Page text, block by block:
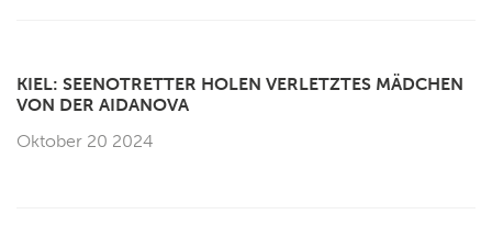
KIEL: SEENOTRETTER HOLEN VERLETZTES MÄDCHEN
VON DER AIDANOVA
Oktober 20 2024